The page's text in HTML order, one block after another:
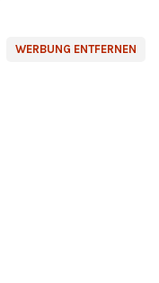
WERBUNG ENTFERNEN